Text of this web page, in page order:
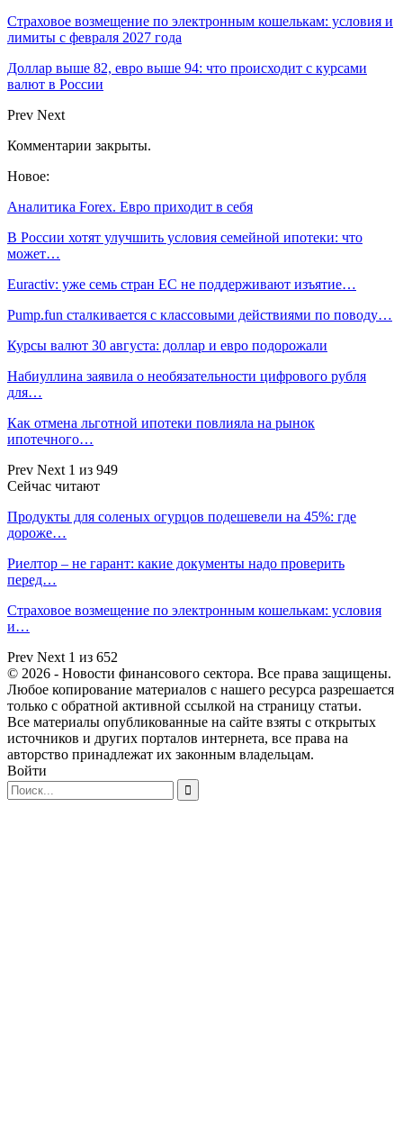
Страховое возмещение по электронным кошелькам: условия и
лимиты с февраля 2027 года
Доллар выше 82, евро выше 94: что происходит с курсами
валют в России
Prev Next
Комментарии закрыты.
Новое:
Аналитика Forex. Евро приходит в себя
В России хотят улучшить условия семейной ипотеки: что
может…
Euractiv: уже семь стран ЕС не поддерживают изъятие…
Pump.fun сталкивается с классовыми действиями по поводу…
Курсы валют 30 августа: доллар и евро подорожали
Набиуллина заявила о необязательности цифрового рубля
для…
Как отмена льготной ипотеки повлияла на рынок
ипотечного…
Prev Next 1 из 949
Сейчас читают
Продукты для соленых огурцов подешевели на 45%: где
дороже…
Риелтор – не гарант: какие документы надо проверить
перед…
Страховое возмещение по электронным кошелькам: условия
и…
Prev Next 1 из 652
© 2026 - Новости финансового сектора. Все права защищены.
Любое копирование материалов с нашего ресурса разрешается
только с обратной активной ссылкой на страницу статьи.
Все материалы опубликованные на сайте взяты с открытых
источников и других порталов интернета, все права на
авторство принадлежат их законным владельцам.
Войти